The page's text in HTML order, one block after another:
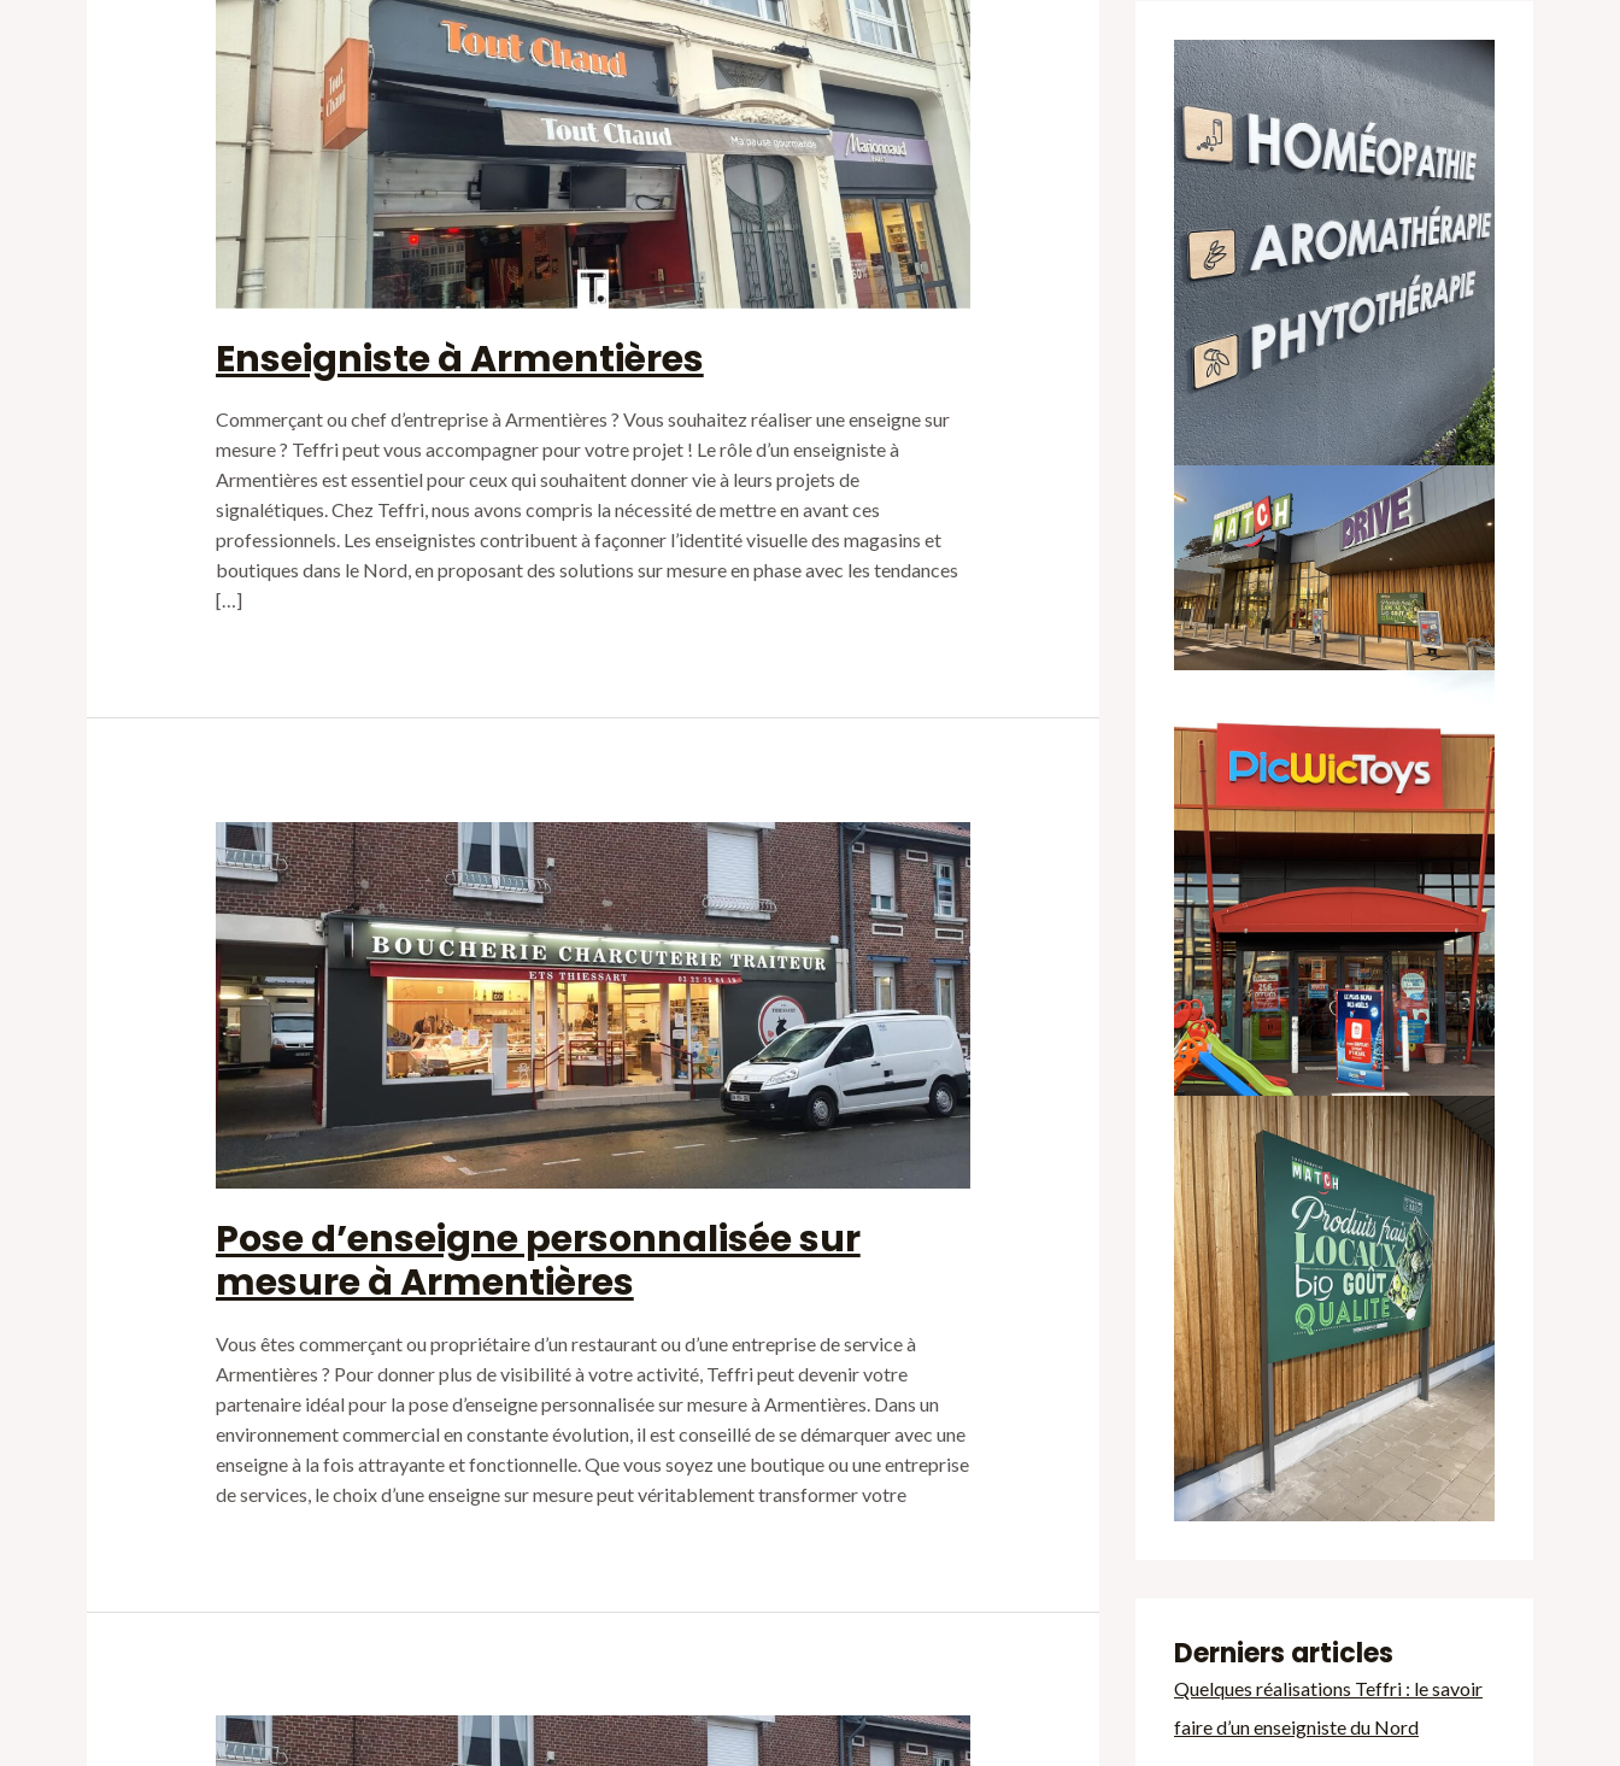
Enseigniste à Armentières
Commerçant ou chef d’entreprise à Armentières ? Vous souhaitez réaliser une enseigne sur
mesure ? Teffri peut vous accompagner pour votre projet ! Le rôle d’un enseigniste à
Armentières est essentiel pour ceux qui souhaitent donner vie à leurs projets de
signalétiques. Chez Teffri, nous avons compris la nécessité de mettre en avant ces
professionnels. Les enseignistes contribuent à façonner l’identité visuelle des magasins et
boutiques dans le Nord, en proposant des solutions sur mesure en phase avec les tendances
[…]
Pose d’enseigne personnalisée sur
mesure à Armentières
Vous êtes commerçant ou propriétaire d’un restaurant ou d’une entreprise de service à
Armentières ? Pour donner plus de visibilité à votre activité, Teffri peut devenir votre
partenaire idéal pour la pose d’enseigne personnalisée sur mesure à Armentières. Dans un
environnement commercial en constante évolution, il est conseillé de se démarquer avec une
enseigne à la fois attrayante et fonctionnelle. Que vous soyez une boutique ou une entreprise
de services, le choix d’une enseigne sur mesure peut véritablement transformer votre
Derniers articles
Quelques réalisations Teffri : le savoir
faire d’un enseigniste du Nord